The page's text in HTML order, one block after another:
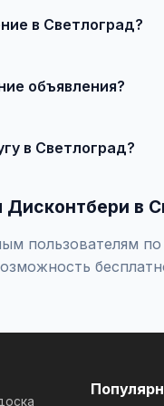
в Светлоград?
объявления?
в Светлоград?
Дисконтбери в
пользователям